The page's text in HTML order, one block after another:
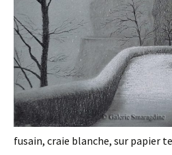
fusain, craie blanche, sur papier